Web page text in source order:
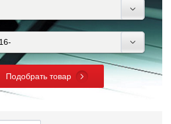
Подобрать товар